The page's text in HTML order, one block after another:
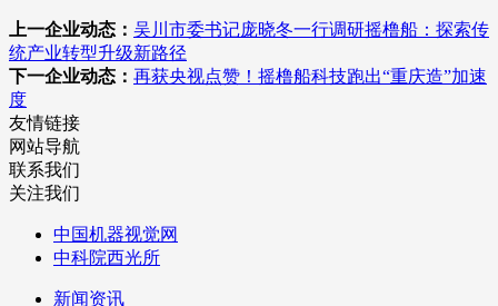
上一企业动态： 吴川市委书记庞晓冬一行调研摇橹船：探索传
统产业转型升级新路径
下一企业动态： 再获央视点赞！摇橹船科技跑出“重庆造”加速
度
友情链接
网站导航
联系我们
关注我们
中国机器视觉网
中科院西光所
新闻资讯